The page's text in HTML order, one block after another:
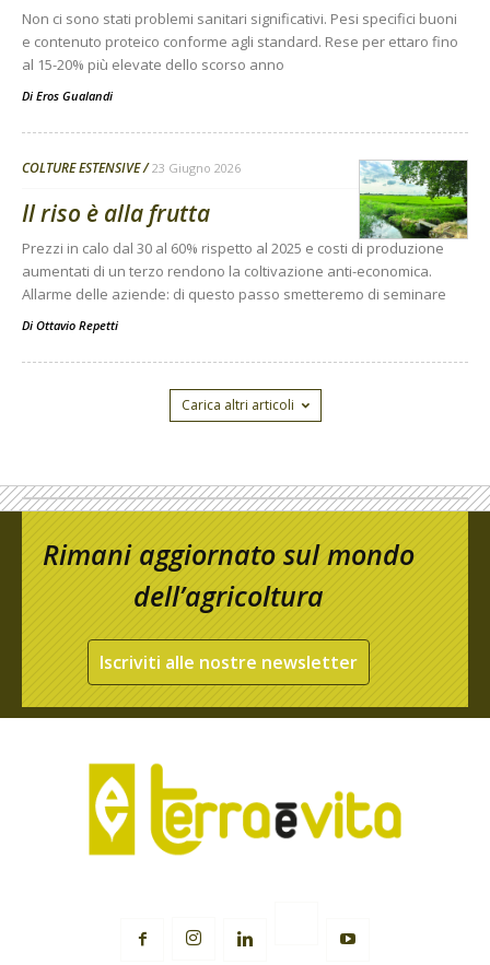
Non ci sono stati problemi sanitari significativi. Pesi specifici buoni
e contenuto proteico conforme agli standard. Rese per ettaro fino
al 15-20% più elevate dello scorso anno
Di Eros Gualandi
COLTURE ESTENSIVE 23 Giugno 2026
Il riso è alla frutta
Prezzi in calo dal 30 al 60% rispetto al 2025 e costi di produzione
aumentati di un terzo rendono la coltivazione anti-economica.
Allarme delle aziende: di questo passo smetteremo di seminare
Di Ottavio Repetti
Carica altri articoli
Rimani aggiornato sul mondo
dell’agricoltura
Iscriviti alle nostre newsletter